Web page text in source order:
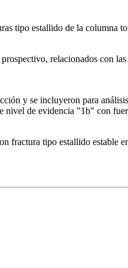
tipo estallido de la columna
relacionados con
y se incluyeron para
nivel de evidencia "1b" con
fractura tipo estallido